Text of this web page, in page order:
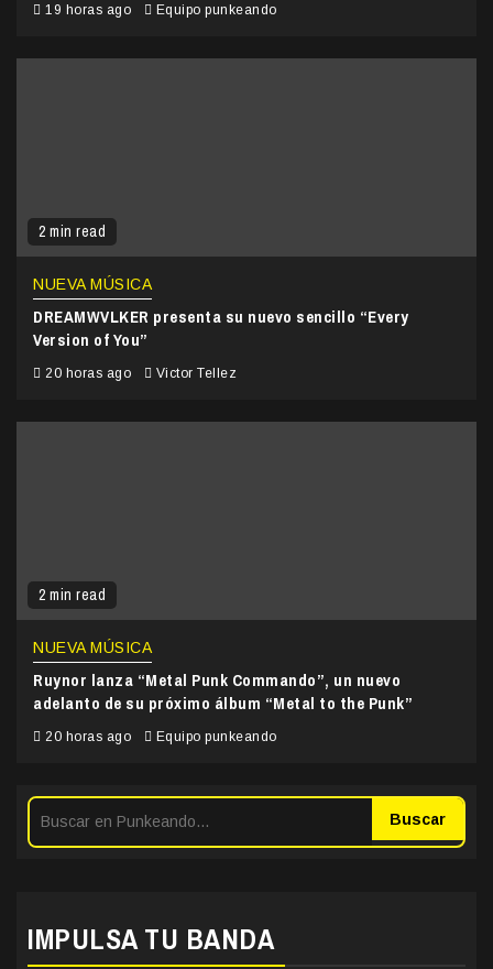
19 horas ago Equipo punkeando
2 min read
NUEVA MÚSICA
DREAMWVLKER presenta su nuevo sencillo “Every
Version of You”
20 horas ago Victor Tellez
2 min read
NUEVA MÚSICA
Ruynor lanza “Metal Punk Commando”, un nuevo
adelanto de su próximo álbum “Metal to the Punk”
20 horas ago Equipo punkeando
Buscar
IMPULSA TU BANDA